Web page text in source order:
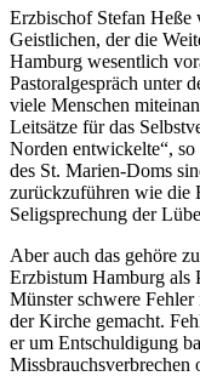
Erzbischof Stefan Heße
Geistlichen, der die
Hamburg wesentlich
Pastoralgespräch unter
viele Menschen
Leitsätze für das
Norden entwickelte“,
des St. Marien-Doms
zurückzuführen wie die
Seligsprechung der
Aber auch das gehöre
Erzbistum Hamburg als
Münster schwere
der Kirche gemacht.
er um Entschuldigung
Missbrauchsverbrechen